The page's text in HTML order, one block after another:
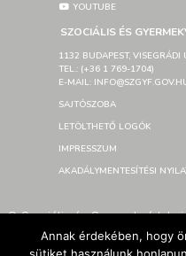
YOUTUBE
SZOCIÁLIS ÉS
1132 BUDAPEST, VISEGRÁDI
TEL.: (+36 1 769-1704)
E-MAIL:
SAJTÓSZOBA
LETÖLTHETŐ LOGÓK
IMPRESSZUM
AKADÁLYMENTESÍTÉSI
© Szociális és
Developed By SzGyF
Annak érdekében, hogy